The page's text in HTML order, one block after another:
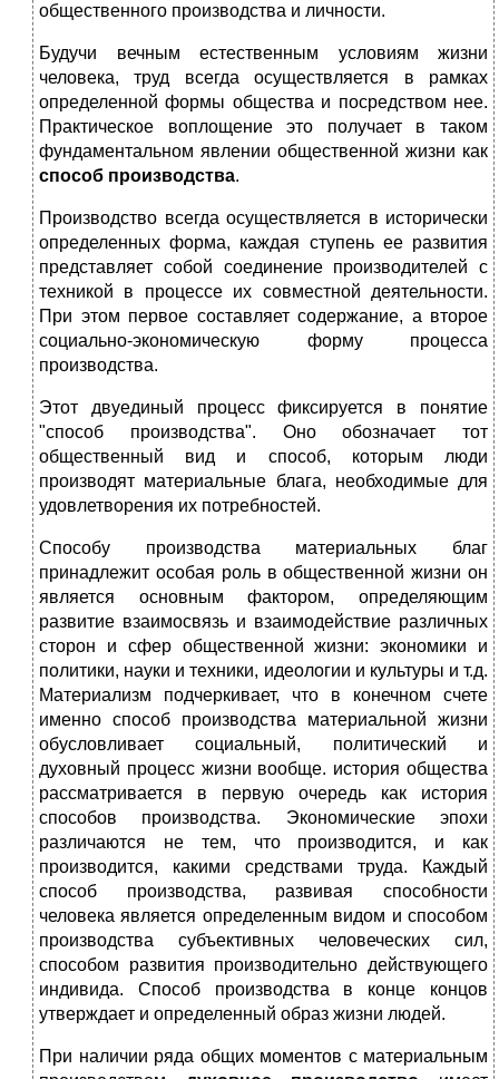
общественного производства и личности.
Будучи вечным естественным условиям жизни
человека, труд всегда осуществляется в рамках
определенной формы общества и посредством нее.
Практическое воплощение это получает в таком
фундаментальном явлении общественной жизни как
способ производства.
Производство всегда осуществляется в исторически
определенных форма, каждая ступень ее развития
представляет собой соединение производителей с
техникой в процессе их совместной деятельности.
При этом первое составляет содержание, а второе
социально-экономическую форму процесса
производства.
Этот двуединый процесс фиксируется в понятие
"способ производства". Оно обозначает тот
общественный вид и способ, которым люди
производят материальные блага, необходимые для
удовлетворения их потребностей.
Способу производства материальных благ
принадлежит особая роль в общественной жизни он
является основным фактором, определяющим
развитие взаимосвязь и взаимодействие различных
сторон и сфер общественной жизни: экономики и
политики, науки и техники, идеологии и культуры и т.д.
Материализм подчеркивает, что в конечном счете
именно способ производства материальной жизни
обусловливает социальный, политический и
духовный процесс жизни вообще. история общества
рассматривается в первую очередь как история
способов производства. Экономические эпохи
различаются не тем, что производится, и как
производится, какими средствами труда. Каждый
способ производства, развивая способности
человека является определенным видом и способом
производства субъективных человеческих сил,
способом развития производительно действующего
индивида. Способ производства в конце концов
утверждает и определенный образ жизни людей.
При наличии ряда общих моментов с материальным